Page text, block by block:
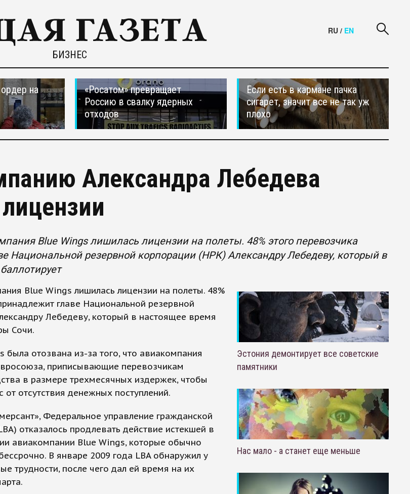
БИЗНЕС
RU / EN
на
«Росатом» превращает
Россию в свалку ядерных
отходов
Если есть в кармане пачка
сигарет, значит все не так уж
плохо
Александра Лебедева
Blue Wings лишилась лицензии на полеты. 48% этого перевозчика
Национальной резервной корпорации (НРК) Александру Лебедеву, который в
Blue Wings лишилась лицензии на полеты. 48%
главе Национальной резервной
Лебедеву, который в настоящее время
Сочи.
была отозвана из-за того, что авиакомпания
приписывающие перевозчикам
в размере трехмесячных издержек, чтобы
от отсутствия денежных поступлений.
Федеральное управление гражданской
отказалось продлевать действие истекшей в
авиакомпании Blue Wings, которые обычно
В январе 2009 года LBA обнаружил у
трудности, после чего дал ей время на их
Эстония демонтирует все советские
памятники
Нас мало - а станет еще меньше